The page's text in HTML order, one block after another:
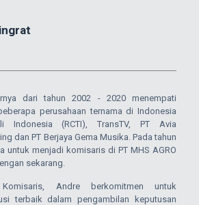
dari tahun 2002 - 2020 menempati
perusahaan ternama di Indonesia
Indonesia (RCTI), TransTV, PT Avia
dan PT Berjaya Gema Musika. Pada tahun
untuk menjadi komisaris di PT MHS AGRO
sekarang.
Andre berkomitmen untuk
terbaik dalam pengambilan keputusan